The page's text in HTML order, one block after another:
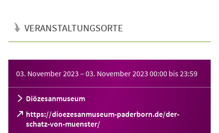
VERANSTALTUNGSORTE
03. November 2023 – 03. November 2023 00:00 bis23:59
Diözesanmuseum
https://dioezesanmuseum-paderborn.de/der-
schatz-von-muenster/
(Öffnet